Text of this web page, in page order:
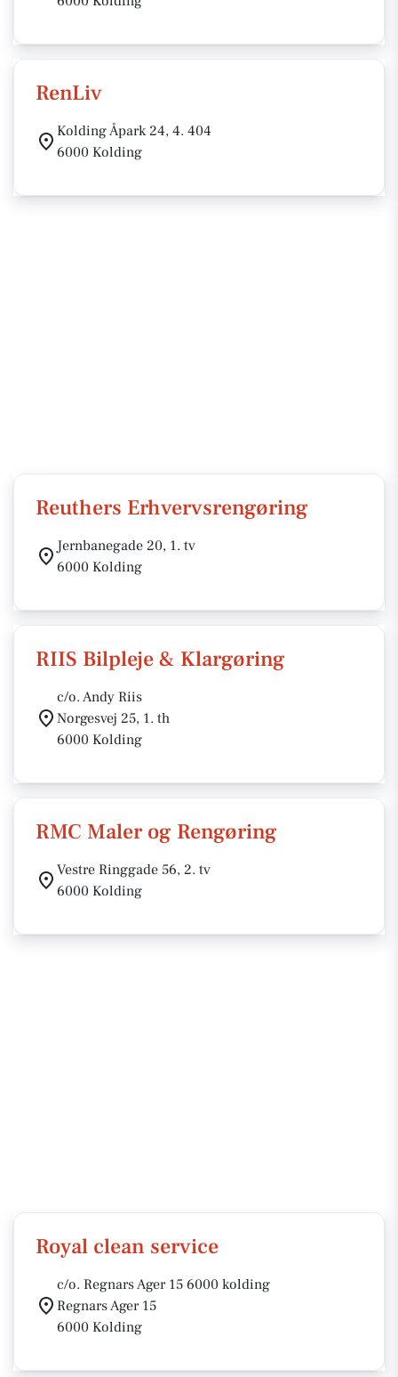
RenLiv
Kolding Åpark 24, 4. 404
6000 Kolding
Reuthers Erhvervsrengøring
Jernbanegade 20, 1. tv
6000 Kolding
RIIS Bilpleje & Klargøring
c/o. Andy Riis
Norgesvej 25, 1. th
6000 Kolding
RMC Maler og Rengøring
Vestre Ringgade 56, 2. tv
6000 Kolding
Royal clean service
c/o. Regnars Ager 15 6000 kolding
Regnars Ager 15
6000 Kolding